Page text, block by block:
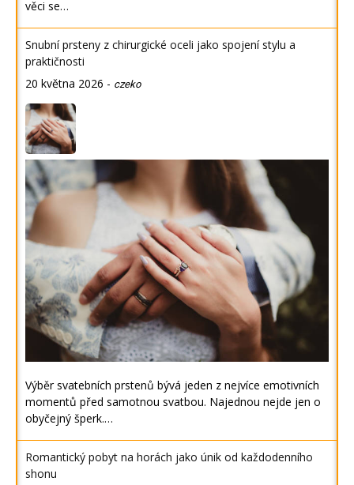
věci se…
Snubní prsteny z chirurgické oceli jako spojení stylu a
praktičnosti
20 května 2026 - czeko
Výběr svatebních prstenů bývá jeden z nejvíce emotivních
momentů před samotnou svatbou. Najednou nejde jen o
obyčejný šperk.…
Romantický pobyt na horách jako únik od každodenního
shonu